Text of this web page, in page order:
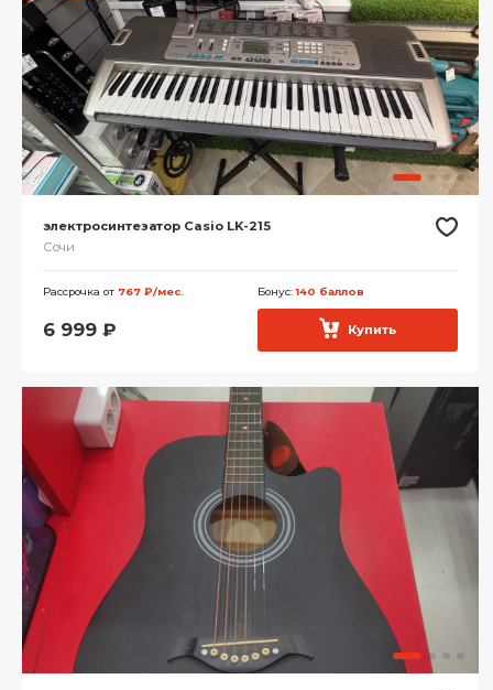
электросинтезатор Casio LK-215
Сочи
Рассрочка от 767 ₽/мес. Бонус:140 баллов
6 999 ₽ Купить